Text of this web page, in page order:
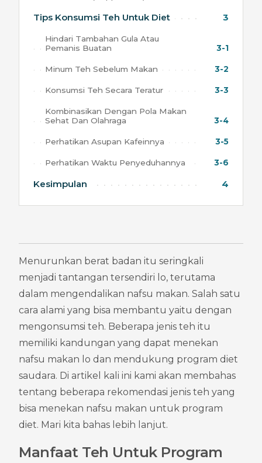
Tips Konsumsi Teh Untuk Diet 3
Hindari Tambahan Gula Atau
Pemanis Buatan
3-1
Minum Teh Sebelum Makan 3-2
Konsumsi Teh Secara Teratur 3-3
Kombinasikan Dengan Pola Makan
Sehat Dan Olahraga
3-4
Perhatikan Asupan Kafeinnya 3-5
Perhatikan Waktu Penyeduhannya 3-6
Kesimpulan 4
Menurunkan berat badan itu seringkali
menjadi tantangan tersendiri lo, terutama
dalam mengendalikan nafsu makan. Salah satu
cara alami yang bisa membantu yaitu dengan
mengonsumsi teh. Beberapa jenis teh itu
memiliki kandungan yang dapat menekan
nafsu makan lo dan mendukung program diet
saudara. Di artikel kali ini kami akan membahas
tentang beberapa rekomendasi jenis teh yang
bisa menekan nafsu makan untuk program
diet. Mari kita bahas lebih lanjut.
Manfaat Teh Untuk Program